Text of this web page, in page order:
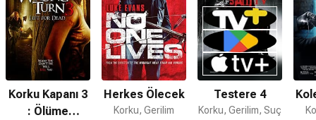
Korku Kapanı 3
: Ölüme
Herkes Ölecek
Korku, Gerilim
Testere 4
Korku, Gerilim, Suç